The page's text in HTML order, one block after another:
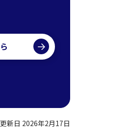
更新日 2026年2月17日